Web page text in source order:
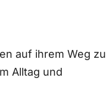
auf ihrem Weg zu
Alltag und